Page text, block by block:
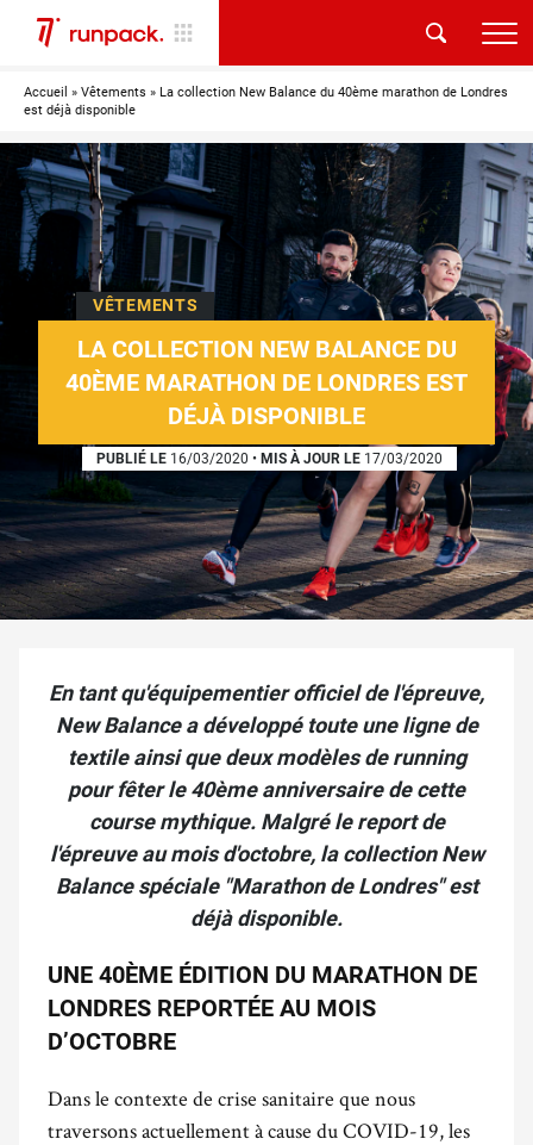
Accueil » Vêtements » La collection New Balance du 40ème marathon de Londres
est déjà disponible
VÊTEMENTS
LA COLLECTION NEW BALANCE DU
40ÈME MARATHON DE LONDRES EST
DÉJÀ DISPONIBLE
PUBLIÉ LE 16/03/2020 • MIS À JOUR LE 17/03/2020
En tant qu'équipementier officiel de l'épreuve,
New Balance a développé toute une ligne de
textile ainsi que deux modèles de running
pour fêter le 40ème anniversaire de cette
course mythique. Malgré le report de
l'épreuve au mois d'octobre, la collection New
Balance spéciale "Marathon de Londres" est
déjà disponible.
UNE 40ÈME ÉDITION DU MARATHON DE
LONDRES REPORTÉE AU MOIS
D’OCTOBRE
Dans le contexte de crise sanitaire que nous
traversons actuellement à cause du COVID-19, les